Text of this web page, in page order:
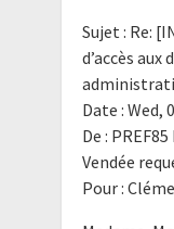
Sujet : Re:
d’accès aux
Date : Wed,
De :
Vendée
Pour :